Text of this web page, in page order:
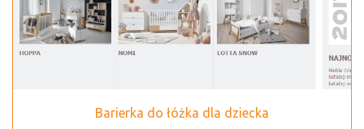
Barierka do łóżka dla dziecka